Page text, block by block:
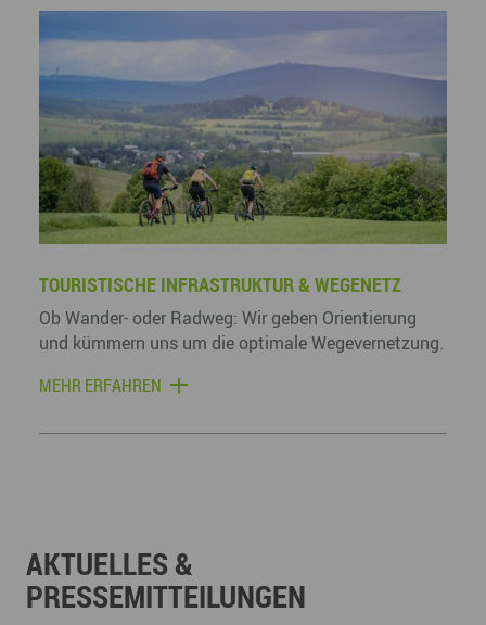
TOURISTISCHE INFRASTRUKTUR & WEGENETZ
Ob Wander- oder Radweg: Wir geben Orientierung
und kümmern uns um die optimale Wegevernetzung.
MEHR ERFAHREN
AKTUELLES &
PRESSEMITTEILUNGEN